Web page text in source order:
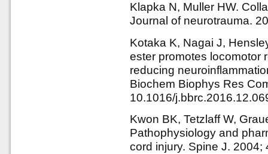
Klapka N, Muller HW.
Journal of neurotrauma.
Kotaka K, Nagai J,
ester promotes locomotor
reducing
Biochem Biophys Res
10.1016/
Kwon BK, Tetzlaff W,
Pathophysiology and
cord injury. Spine J. 2004;